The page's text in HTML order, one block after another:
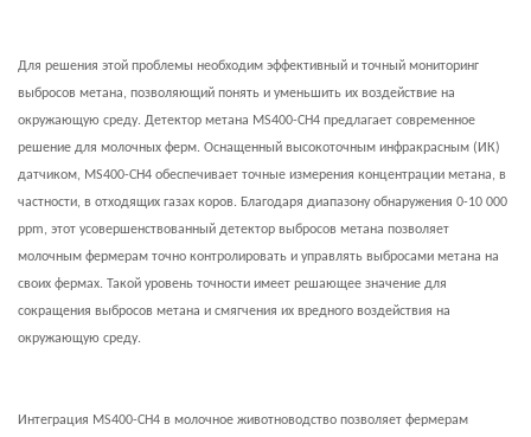
Для решения этой проблемы необходим эффективный и точный мониторинг
выбросов метана, позволяющий понять и уменьшить их воздействие на
окружающую среду. Детектор метана MS400-CH4 предлагает современное
решение для молочных ферм. Оснащенный высокоточным инфракрасным (ИК)
датчиком, MS400-CH4 обеспечивает точные измерения концентрации метана, в
частности, в отходящих газах коров. Благодаря диапазону обнаружения 0-10 000
ppm, этот усовершенствованный детектор выбросов метана позволяет
молочным фермерам точно контролировать и управлять выбросами метана на
своих фермах. Такой уровень точности имеет решающее значение для
сокращения выбросов метана и смягчения их вредного воздействия на
окружающую среду.
Интеграция MS400-CH4 в молочное животноводство позволяет фермерам